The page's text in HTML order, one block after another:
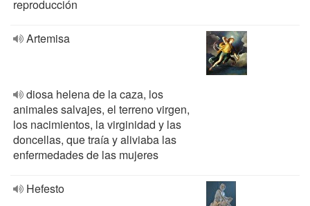
reproducción
Artemisa
diosa helena de la caza, los
animales salvajes, el terreno virgen,
los nacimientos, la virginidad y las
doncellas, que traía y aliviaba las
enfermedades de las mujeres
Hefesto